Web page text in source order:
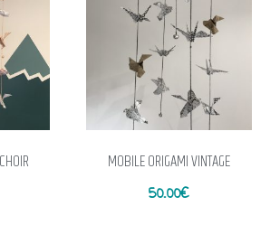
MOBILE ORIGAMI VINTAGE
50.00€